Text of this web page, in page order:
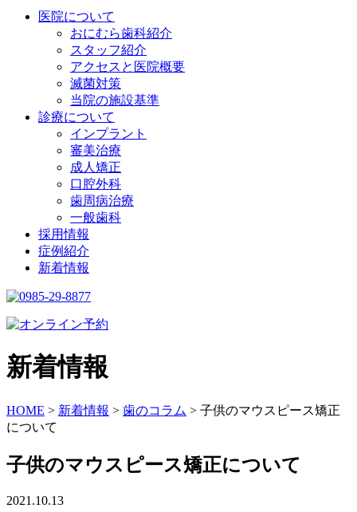
医院について
おにむら歯科紹介
スタッフ紹介
アクセスと医院概要
滅菌対策
当院の施設基準
診療について
インプラント
審美治療
成人矯正
口腔外科
歯周病治療
一般歯科
採用情報
症例紹介
新着情報
新着情報
HOME > 新着情報 > 歯のコラム > 子供のマウスピース矯正
について
子供のマウスピース矯正について
2021.10.13